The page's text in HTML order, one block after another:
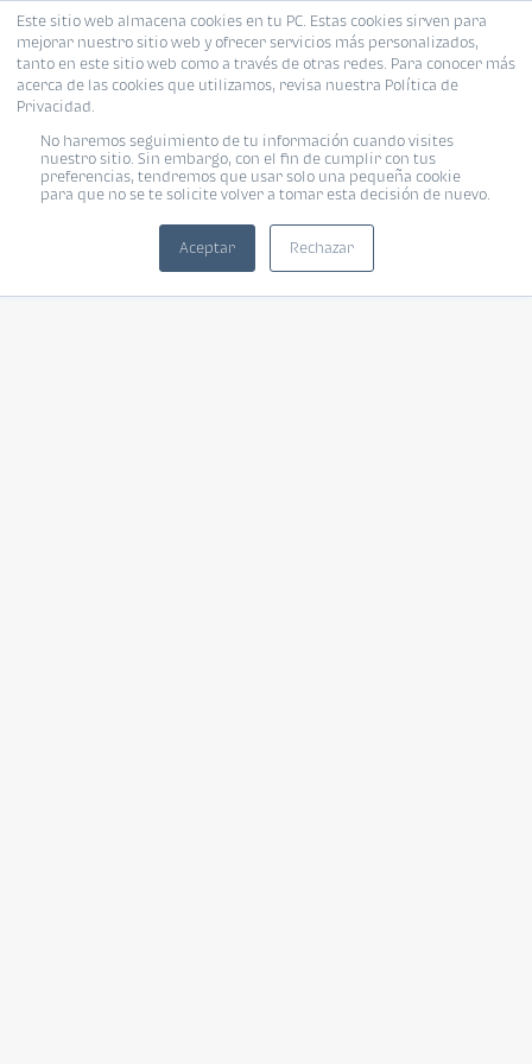
Este sitio web almacena cookies en tu PC. Estas cookies sirven para
mejorar nuestro sitio web y ofrecer servicios más personalizados,
tanto en este sitio web como a través de otras redes. Para conocer más
acerca de las cookies que utilizamos, revisa nuestra Política de
Privacidad.
No haremos seguimiento de tu información cuando visites
nuestro sitio. Sin embargo, con el fin de cumplir con tus
preferencias, tendremos que usar solo una pequeña cookie
para que no se te solicite volver a tomar esta decisión de nuevo.
Aceptar Rechazar